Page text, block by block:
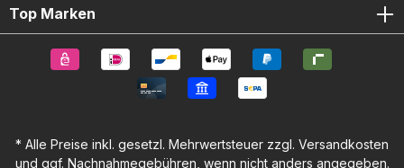
Top Marken
* Alle Preise inkl. gesetzl. Mehrwertsteuer zzgl. Versandkosten
und ggf. Nachnahmegebühren, wenn nicht anders angegeben.